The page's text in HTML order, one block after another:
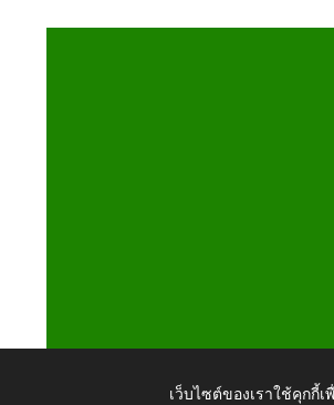
เว็บไซต์ของเราใช้คุก